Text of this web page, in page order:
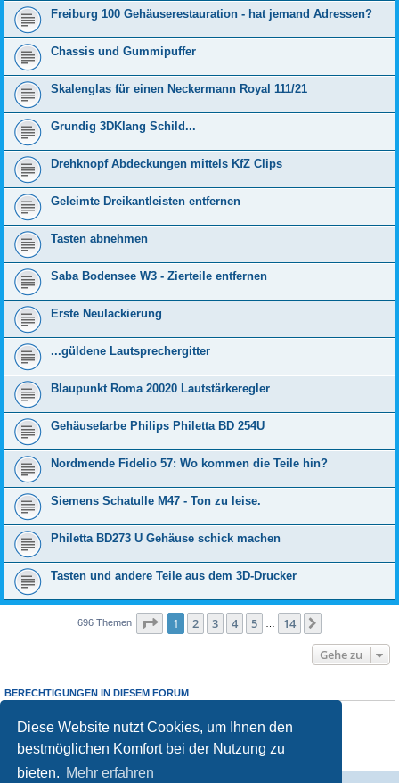
Diese Website nutzt Cookies, um Ihnen den
bestmöglichen Komfort bei der Nutzung zu
bieten. Mehr erfahren
Freiburg 100 Gehäuserestauration - hat jemand Adressen?
Chassis und Gummipuffer
Skalenglas für einen Neckermann Royal 111/21
Grundig 3DKlang Schild...
Drehknopf Abdeckungen mittels KfZ Clips
Geleimte Dreikantleisten entfernen
Tasten abnehmen
Saba Bodensee W3 - Zierteile entfernen
Erste Neulackierung
...güldene Lautsprechergitter
Blaupunkt Roma 20020 Lautstärkeregler
Gehäusefarbe Philips Philetta BD 254U
Nordmende Fidelio 57: Wo kommen die Teile hin?
Siemens Schatulle M47 - Ton zu leise.
Philetta BD273 U Gehäuse schick machen
Tasten und andere Teile aus dem 3D-Drucker
696 Themen Seite 1von 14
1 2 3 4 5 14
Gehe zu
BERECHTIGUNGEN IN DIESEM FORUM
Sie dürfenkeineAntworten zu Themen in diesem Forum erstellen.
Sie dürfen Ihre Beiträge in diesem Forumnicht ändern.
Sie dürfen Ihre Beiträge in diesem Forumnichtlöschen.
keine